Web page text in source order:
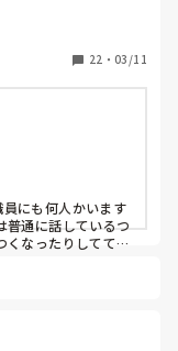
って乗り気ってま
22 ・ 03/11
にも何人かいます
普通に話しているつ
くなったりしてて、